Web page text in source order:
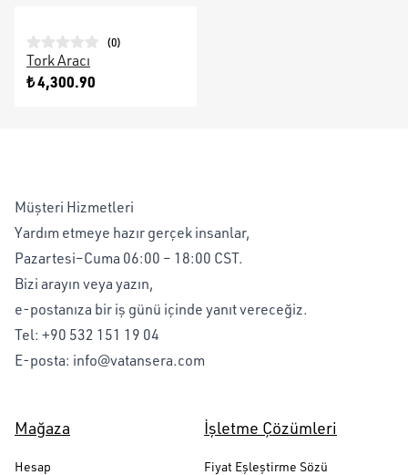
(0)
Tork Aracı
₺ 4,300.90
Müşteri Hizmetleri
Yardım etmeye hazır gerçek insanlar,
Pazartesi–Cuma 06:00 – 18:00 CST.
Bizi arayın veya yazın,
e-postanıza bir iş günü içinde yanıt vereceğiz.
Tel: +90 532 151 19 04
E-posta: info@vatansera.com
Mağaza
Hesap
İşletme Çözümleri
Fiyat Eşleştirme Sözü